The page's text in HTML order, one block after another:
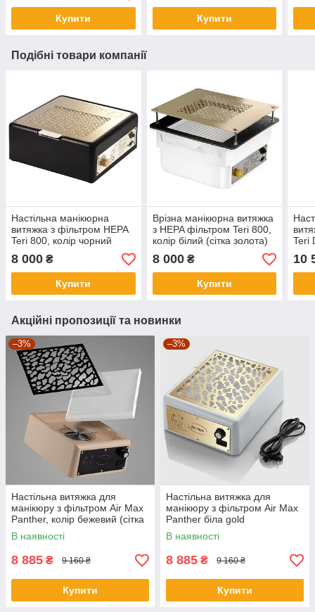
Купити
LED-20 SW
Купити
Подібні товари компанії
Настільна манікюрна
витяжка з фільтром HEPA
Teri 800, колір чорний
8 000 ₴
Купити
Врізна манікюрна витяжка
з HEPA фільтром Teri 800,
колір білий (сітка золота)
8 000₴
Купити
Teri
10
Акційні пропозиції та новинки
–3%
Настільна витяжка для
манікюру з фільтром Air Max
Panther, колір бежевий (сітка
чорна)
В наявності
8 885 ₴ 9 160 ₴
Купити
–3%
Настільна витяжка для
манікюру з фільтром Air Max
Panther біла gold
В наявності
8 885 ₴ 9 160 ₴
Купити